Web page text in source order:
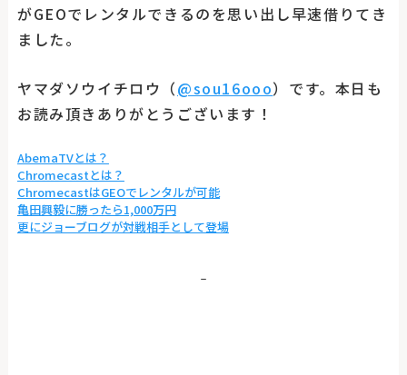
がGEOでレンタルできるのを思い出し早速借りてき
ました。
ヤマダソウイチロウ（@sou16ooo）です。本日も
お読み頂きありがとうございます！
AbemaTVとは？
Chromecastとは？
ChromecastはGEOでレンタルが可能
亀田興毅に勝ったら1,000万円
更にジョーブログが対戦相手として登場